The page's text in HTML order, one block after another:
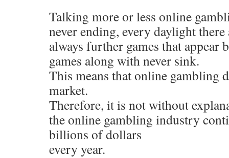
Talking more or less online
never ending, every daylight there
always further games that appear
games along with never sink.
This means that online gambling
market.
Therefore, it is not without
the online gambling industry
billions of dollars
every year.